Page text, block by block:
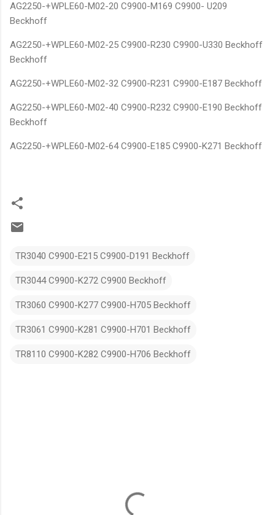
AG2250-+WPLE60-M02-20 C9900-M169 C9900- U209
Beckhoff
AG2250-+WPLE60-M02-25 C9900-R230 C9900-U330 Beckhoff
Beckhoff
AG2250-+WPLE60-M02-32 C9900-R231 C9900-E187 Beckhoff
AG2250-+WPLE60-M02-40 C9900-R232 C9900-E190 Beckhoff
Beckhoff
AG2250-+WPLE60-M02-64 C9900-E185 C9900-K271 Beckhoff
TR3040 C9900-E215 C9900-D191 Beckhoff
TR3044 C9900-K272 C9900 Beckhoff
TR3060 C9900-K277 C9900-H705 Beckhoff
TR3061 C9900-K281 C9900-H701 Beckhoff
TR8110 C9900-K282 C9900-H706 Beckhoff